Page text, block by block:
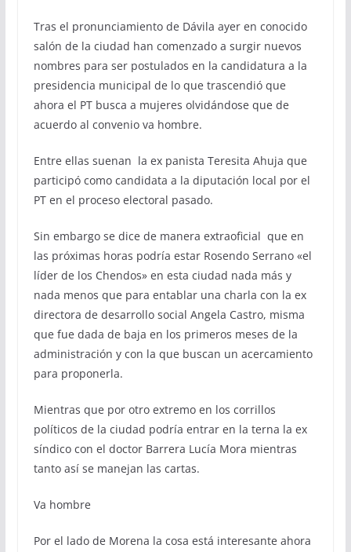
Tras el pronunciamiento de Dávila ayer en conocido
salón de la ciudad han comenzado a surgir nuevos
nombres para ser postulados en la candidatura a la
presidencia municipal de lo que trascendió que
ahora el PT busca a mujeres olvidándose que de
acuerdo al convenio va hombre.
Entre ellas suenan la ex panista Teresita Ahuja que
participó como candidata a la diputación local por el
PT en el proceso electoral pasado.
Sin embargo se dice de manera extraoficial que en
las próximas horas podría estar Rosendo Serrano «el
líder de los Chendos» en esta ciudad nada más y
nada menos que para entablar una charla con la ex
directora de desarrollo social Angela Castro, misma
que fue dada de baja en los primeros meses de la
administración y con la que buscan un acercamiento
para proponerla.
Mientras que por otro extremo en los corrillos
políticos de la ciudad podría entrar en la terna la ex
síndico con el doctor Barrera Lucía Mora mientras
tanto así se manejan las cartas.
Va hombre
Por el lado de Morena la cosa está interesante ahora